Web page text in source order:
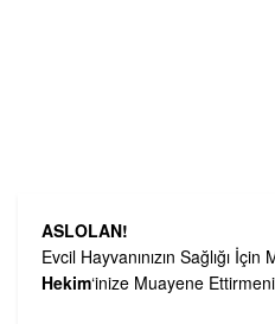
ASLOLAN!
Evcil Hayvanınızın Sağlığı İçin
Hekim‘inize Muayene